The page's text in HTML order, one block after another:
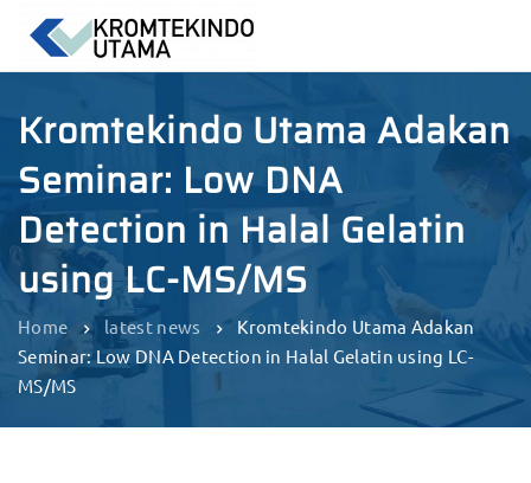
Kromtekindo Utama Adakan
Seminar: Low DNA
Detection in Halal Gelatin
using LC-MS/MS
Home latest news
Kromtekindo Utama Adakan
Seminar: Low DNA Detection in Halal Gelatin using LC-
MS/MS